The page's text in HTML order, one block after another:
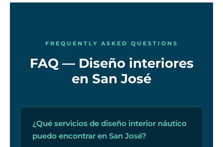
FREQUENTLY ASKED QUESTIONS
FAQ — Diseño interiores
en San José
¿Qué servicios de diseño interior náutico
puedo encontrar en San José?